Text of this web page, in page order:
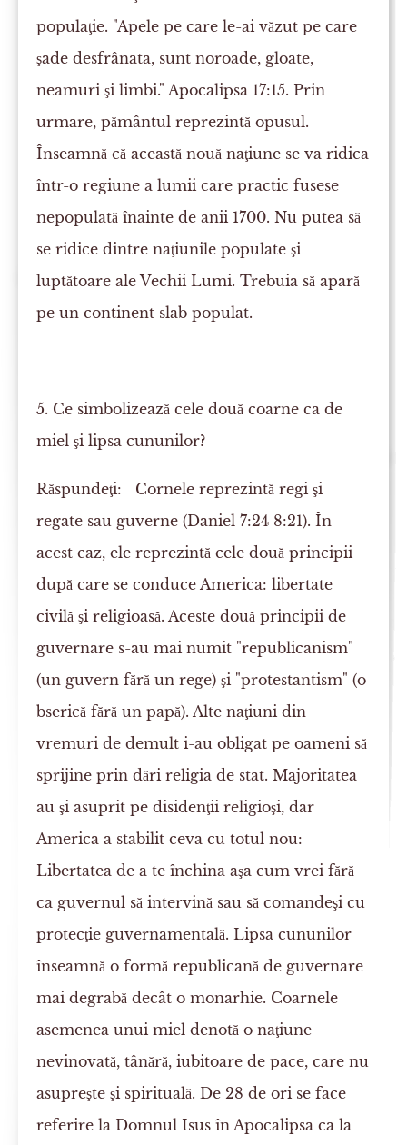
populaţie. "Apele pe care le-ai văzut pe care
şade desfrânata, sunt noroade, gloate,
neamuri şi limbi." Apocalipsa 17:15. Prin
urmare, pământul reprezintă opusul.
Înseamnă că această nouă naţiune se va ridica
într-o regiune a lumii care practic fusese
nepopulată înainte de anii 1700. Nu putea să
se ridice dintre naţiunile populate şi
luptătoare ale Vechii Lumi. Trebuia să apară
pe un continent slab populat.
5. Ce simbolizează cele două coarne ca de
miel şi lipsa cununilor?
Răspundeţi: Cornele reprezintă regi şi
regate sau guverne (Daniel 7:24 8:21). În
acest caz, ele reprezintă cele două principii
după care se conduce America: libertate
civilă şi religioasă. Aceste două principii de
guvernare s-au mai numit "republicanism"
(un guvern fără un rege) şi "protestantism" (o
bserică fără un papă). Alte naţiuni din
vremuri de demult i-au obligat pe oameni să
sprijine prin dări religia de stat. Majoritatea
au şi asuprit pe disidenţii religioşi, dar
America a stabilit ceva cu totul nou:
Libertatea de a te închina aşa cum vrei fără
ca guvernul să intervină sau să comandeşi cu
protecţie guvernamentală. Lipsa cununilor
înseamnă o formă republicană de guvernare
mai degrabă decât o monarhie. Coarnele
asemenea unui miel denotă o naţiune
nevinovată, tânără, iubitoare de pace, care nu
asupreşte şi spirituală. De 28 de ori se face
referire la Domnul Isus în Apocalipsa ca la